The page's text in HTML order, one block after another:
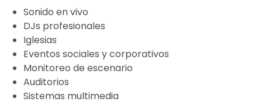
Sonido en vivo
DJs profesionales
Iglesias
Eventos sociales y corporativos
Monitoreo de escenario
Auditorios
Sistemas multimedia